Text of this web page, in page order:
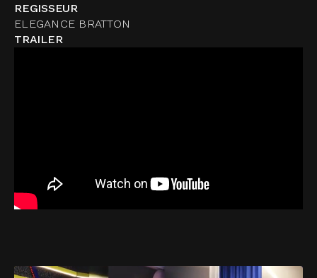
REGISSEUR
ELEGANCE BRATTON
TRAILER